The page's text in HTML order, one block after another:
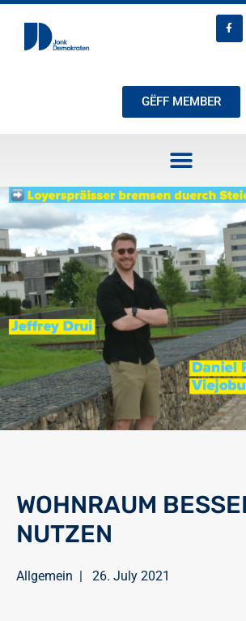
GËFF MEMBER
WOHNRAUM
NUTZEN
Allgemein | 26. July 2021